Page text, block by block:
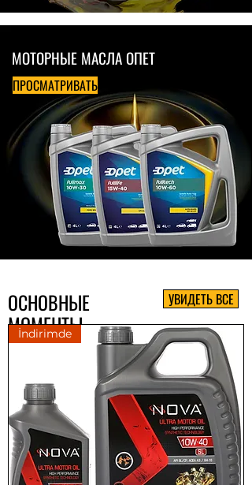
МОТОРНЫЕ МАСЛА ОПЕТ
ПРОСМАТРИВАТЬ
ОСНОВНЫЕ
МОМЕНТЫ
УВИДЕТЬ ВСЕ
İndirimde